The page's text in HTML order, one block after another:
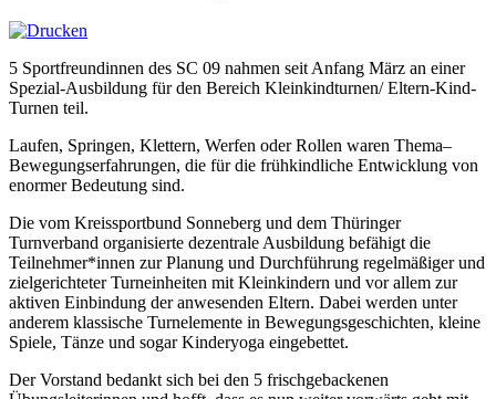
5 Sportfreundinnen des SC 09 nahmen seit Anfang März an einer
Spezial-Ausbildung für den Bereich Kleinkindturnen/ Eltern-Kind-
Turnen teil.
Laufen, Springen, Klettern, Werfen oder Rollen waren Thema–
Bewegungserfahrungen, die für die frühkindliche Entwicklung von
enormer Bedeutung sind.
Die vom Kreissportbund Sonneberg und dem Thüringer
Turnverband organisierte dezentrale Ausbildung befähigt die
Teilnehmer*innen zur Planung und Durchführung regelmäßiger und
zielgerichteter Turneinheiten mit Kleinkindern und vor allem zur
aktiven Einbindung der anwesenden Eltern. Dabei werden unter
anderem klassische Turnelemente in Bewegungsgeschichten, kleine
Spiele, Tänze und sogar Kinderyoga eingebettet.
Der Vorstand bedankt sich bei den 5 frischgebackenen